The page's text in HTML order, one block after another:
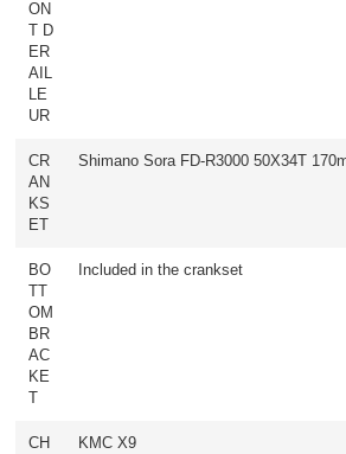
ON
T D
ER
AIL
LE
UR
CR
AN
KS
ET
Shimano Sora FD-R3000 50X34T
BO
OM
BR
AC
KE
Included in the crankset
CH
KMC X9